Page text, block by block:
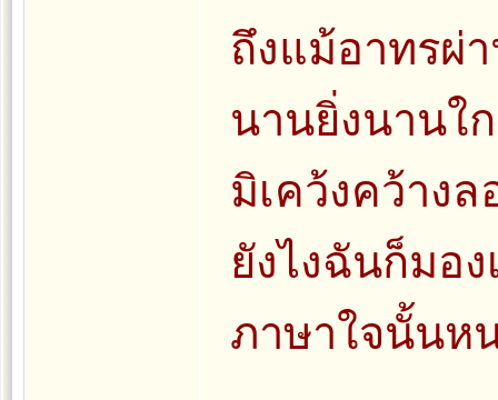
ถึงแม้อาทรผ่
นานยิ่งนานใ
มิเคว้งคว้าง
ยังไงฉันก็มอ
ภาษาใจนั้นห